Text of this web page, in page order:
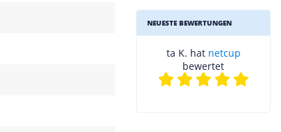
NEUESTE BEWERTUNGEN
ta K. hat netcup
bewertet